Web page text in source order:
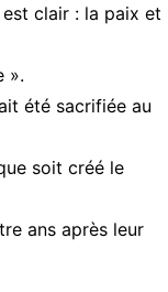
clair : la paix et
».
été sacrifiée au
soit créé le
ans après leur